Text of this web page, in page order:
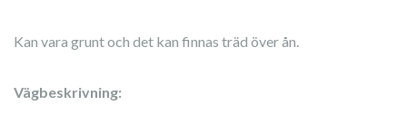
Kan vara grunt och det kan finnas träd över ån.
Vägbeskrivning: